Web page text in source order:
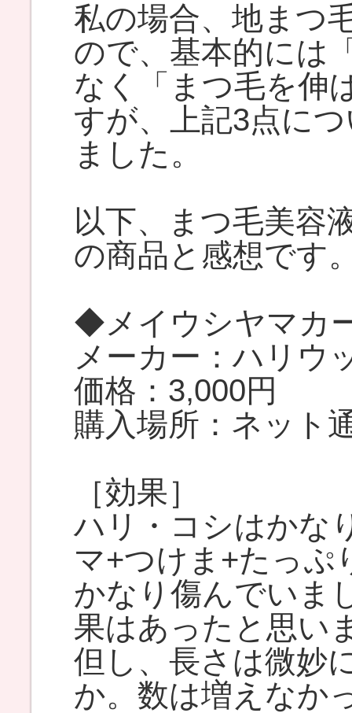
私の場合、地まつ
ので、基本的には
なく「まつ毛を伸
すが、上記3点に
ました。
以下、まつ毛美容
の商品と感想です
◆メイウシヤマカ
メーカー：ハリウ
価格：3,000円
購入場所：ネット
［効果］
ハリ・コシはかな
マ+つけま+たっぷ
かなり傷んでいま
果はあったと思い
但し、長さは微妙
か。数は増えなか